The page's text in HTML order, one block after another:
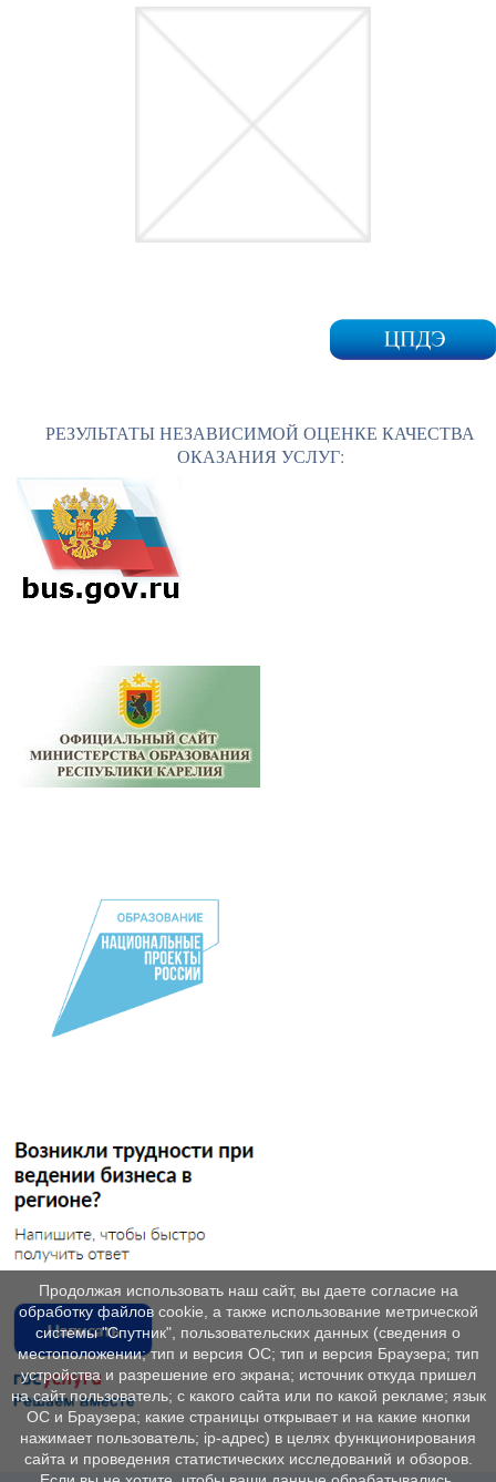
РЕЗУЛЬТАТЫ НЕЗАВИСИМОЙ ОЦЕНКЕ КАЧЕСТВА
ОКАЗАНИЯ УСЛУГ:
Продолжая использовать наш сайт, вы даете согласие на
обработку файлов cookie, а также использование метрической
системы "Спутник", пользовательских данных (сведения о
местоположении; тип и версия ОС; тип и версия Браузера; тип
устройства и разрешение его экрана; источник откуда пришел
на сайт пользователь; с какого сайта или по какой рекламе; язык
ОС и Браузера; какие страницы открывает и на какие кнопки
нажимает пользователь; ip-адрес) в целях функционирования
сайта и проведения статистических исследований и обзоров.